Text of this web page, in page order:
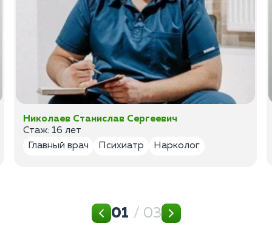
Николаев Станислав Сергеевич
Стаж: 16 лет
Главный врач
Психиатр Нарколог
01 / 03